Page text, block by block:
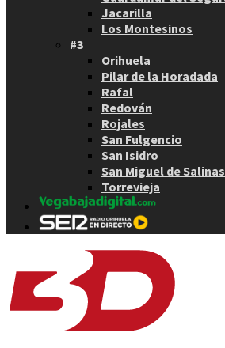
Jacarilla
Los Montesinos
#3
Orihuela
Pilar de la Horadada
Rafal
Redován
Rojales
San Fulgencio
San Isidro
San Miguel de Salinas
Torrevieja